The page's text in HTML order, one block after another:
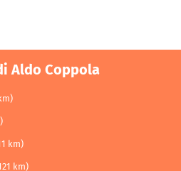
Aldo Coppola
km)
km)